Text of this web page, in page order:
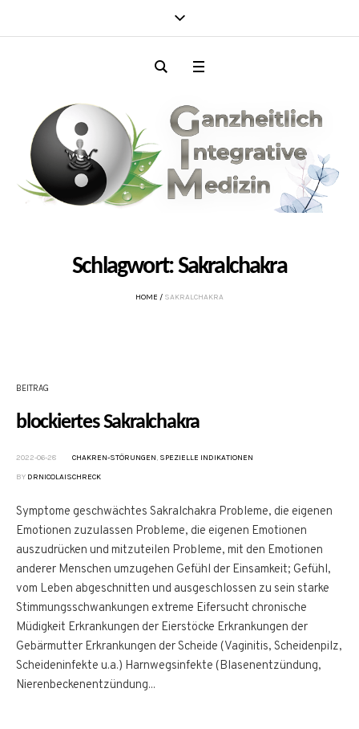
Schlagwort:Sakralchakra
HOME / SAKRALCHAKRA
BEITRAG
blockiertes Sakralchakra
2022-06-28 CHAKREN-STÖRUNGEN, SPEZIELLE INDIKATIONEN
BY DRNICOLAISCHRECK
Symptome geschwächtes Sakralchakra Probleme, die eigenen
Emotionen zuzulassen Probleme, die eigenen Emotionen
auszudrücken und mitzuteilen Probleme, mit den Emotionen
anderer Menschen umzugehen Gefühl der Einsamkeit; Gefühl,
vom Leben abgeschnitten und ausgeschlossen zu sein starke
Stimmungsschwankungen extreme Eifersucht chronische
Müdigkeit Erkrankungen der Eierstöcke Erkrankungen der
Gebärmutter Erkrankungen der Scheide (Vaginitis, Scheidenpilz,
Scheideninfekte u.a.) Harnwegsinfekte (Blasenentzündung,
Nierenbeckenentzündung...